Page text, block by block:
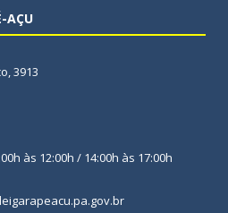
AÇU
3913
às 12:00h / 14:00h às 17:00h